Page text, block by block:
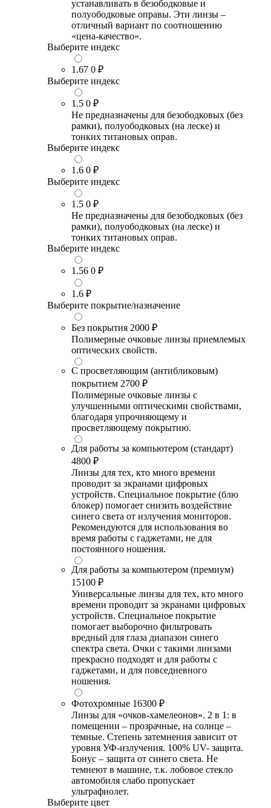
устанавливать в безободковые и
полуободковые оправы. Эти линзы –
отличный вариант по соотношению
«цена-качество».
Выберите индекс
1.67 0 ₽
Выберите индекс
1.5 0 ₽
Не предназначены для безободковых (без
рамки), полуободковых (на леске) и
тонких титановых оправ.
Выберите индекс
1.6 0 ₽
Выберите индекс
1.5 0 ₽
Не предназначены для безободковых (без
рамки), полуободковых (на леске) и
тонких титановых оправ.
Выберите индекс
1.56 0 ₽
1.6 ₽
Выберите покрытие/назначение
Без покрытия 2000 ₽
Полимерные очковые линзы приемлемых
оптических свойств.
С просветляющим (антибликовым)
покрытием 2700 ₽
Полимерные очковые линзы с
улучшенными оптическими свойствами,
благодаря упрочняющему и
просветляющему покрытию.
Для работы за компьютером (стандарт)
4800 ₽
Линзы для тех, кто много времени
проводит за экранами цифровых
устройств. Специальное покрытие (блю
блокер) помогает снизить воздействие
синего света от излучения мониторов.
Рекомендуются для использования во
время работы с гаджетами, не для
постоянного ношения.
Для работы за компьютером (премиум)
15100 ₽
Универсальные линзы для тех, кто много
времени проводит за экранами цифровых
устройств. Специальное покрытие
помогает выборочно фильтровать
вредный для глаза диапазон синего
спектра света. Очки с такими линзами
прекрасно подходят и для работы с
гаджетами, и для повседневного
ношения.
Фотохромные 16300 ₽
Линзы для «очков-хамелеонов». 2 в 1: в
помещении – прозрачные, на солнце –
темные. Степень затемнения зависит от
уровня УФ-излучения. 100% UV- защита.
Бонус – защита от синего света. Не
темнеют в машине, т.к. лобовое стекло
автомобиля слабо пропускает
ультрафиолет.
Выберите цвет